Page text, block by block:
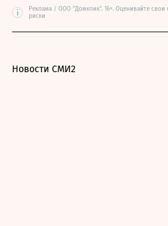
i
Реклама / ООО "Домклик". 16+. Оценивайте
риски
Новости СМИ2